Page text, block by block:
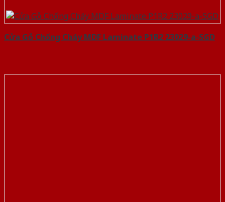
Cửa Gỗ Chống Cháy MDF Laminate P1R2 23029-a-SGD